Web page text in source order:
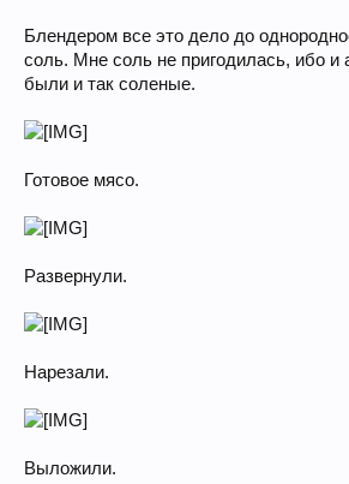
Блендером все это дело до
соль. Мне соль не пригодилась, ибо и
были и так соленые.
Готовое мясо.
Развернули.
Нарезали.
Выложили.